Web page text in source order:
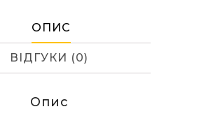
ОПИС
ВІДГУКИ (0)
Опис